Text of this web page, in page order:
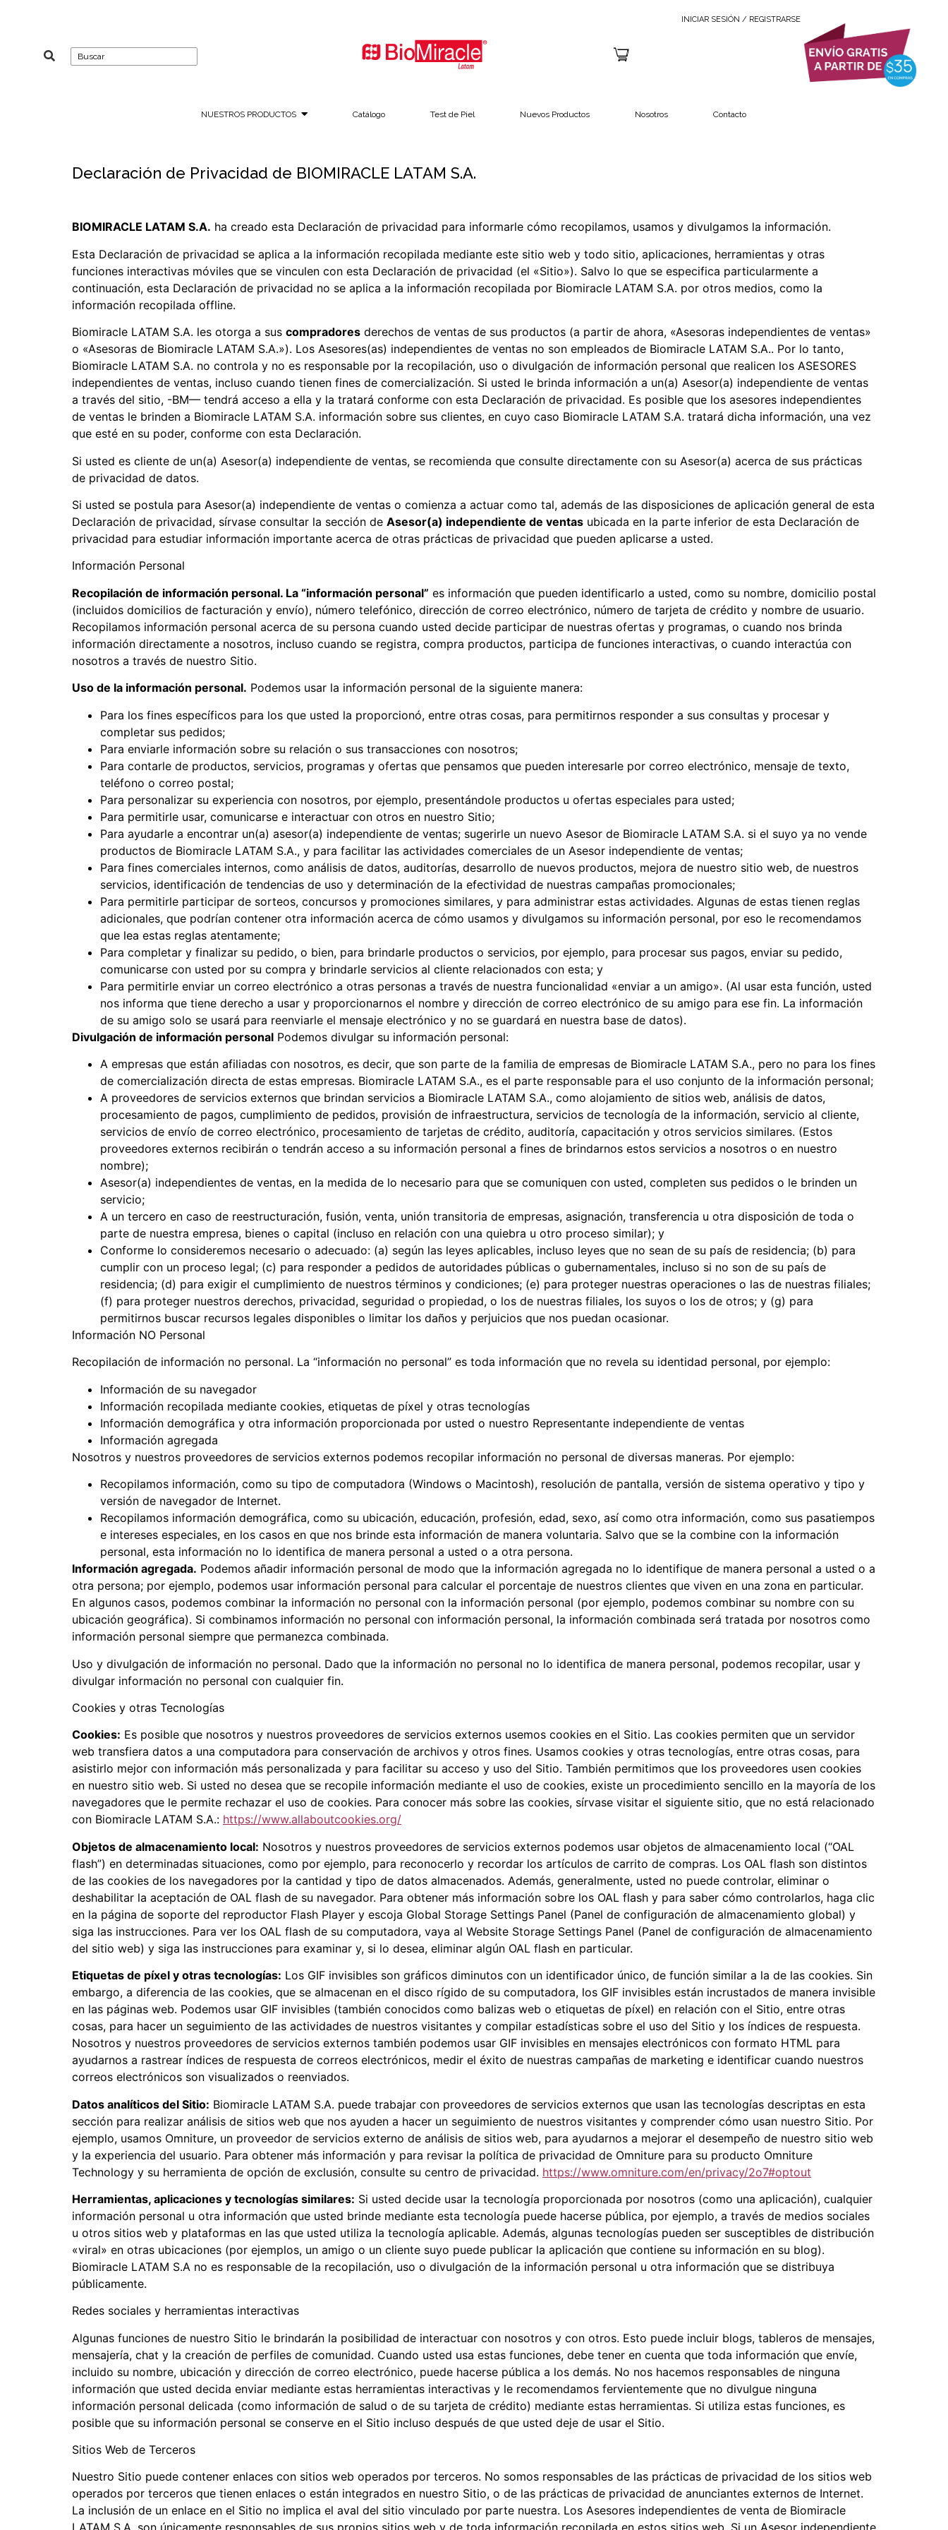
INICIAR SESIÓN / REGISTRARSE
NUESTROS PRODUCTOS Catálogo Test de Piel Nuevos Productos Nosotros Contacto
Declaración de Privacidad de BIOMIRACLE LATAM S.A.
BIOMIRACLE LATAM S.A. ha creado esta Declaración de privacidad para informarle cómo recopilamos, usamos y divulgamos la información.
Esta Declaración de privacidad se aplica a la información recopilada mediante este sitio web y todo sitio, aplicaciones, herramientas y otras
funciones interactivas móviles que se vinculen con esta Declaración de privacidad (el «Sitio»). Salvo lo que se especifica particularmente a
continuación, esta Declaración de privacidad no se aplica a la información recopilada por Biomiracle LATAM S.A. por otros medios, como la
información recopilada offline.
Biomiracle LATAM S.A. les otorga a sus compradores derechos de ventas de sus productos (a partir de ahora, «Asesoras independientes de ventas»
o «Asesoras de Biomiracle LATAM S.A.»). Los Asesores(as) independientes de ventas no son empleados de Biomiracle LATAM S.A.. Por lo tanto,
Biomiracle LATAM S.A. no controla y no es responsable por la recopilación, uso o divulgación de información personal que realicen los ASESORES
independientes de ventas, incluso cuando tienen fines de comercialización. Si usted le brinda información a un(a) Asesor(a) independiente de ventas
a través del sitio, -BM— tendrá acceso a ella y la tratará conforme con esta Declaración de privacidad. Es posible que los asesores independientes
de ventas le brinden a Biomiracle LATAM S.A. información sobre sus clientes, en cuyo caso Biomiracle LATAM S.A. tratará dicha información, una vez
que esté en su poder, conforme con esta Declaración.
Si usted es cliente de un(a) Asesor(a) independiente de ventas, se recomienda que consulte directamente con su Asesor(a) acerca de sus prácticas
de privacidad de datos.
Si usted se postula para Asesor(a) independiente de ventas o comienza a actuar como tal, además de las disposiciones de aplicación general de esta
Declaración de privacidad, sírvase consultar la sección de Asesor(a) independiente de ventas ubicada en la parte inferior de esta Declaración de
privacidad para estudiar información importante acerca de otras prácticas de privacidad que pueden aplicarse a usted.
Información Personal
Recopilación de información personal. La “información personal” es información que pueden identificarlo a usted, como su nombre, domicilio postal
(incluidos domicilios de facturación y envío), número telefónico, dirección de correo electrónico, número de tarjeta de crédito y nombre de usuario.
Recopilamos información personal acerca de su persona cuando usted decide participar de nuestras ofertas y programas, o cuando nos brinda
información directamente a nosotros, incluso cuando se registra, compra productos, participa de funciones interactivas, o cuando interactúa con
nosotros a través de nuestro Sitio.
Uso de la información personal. Podemos usar la información personal de la siguiente manera:
Para los fines específicos para los que usted la proporcionó, entre otras cosas, para permitirnos responder a sus consultas y procesar y
completar sus pedidos;
Para enviarle información sobre su relación o sus transacciones con nosotros;
Para contarle de productos, servicios, programas y ofertas que pensamos que pueden interesarle por correo electrónico, mensaje de texto,
teléfono o correo postal;
Para personalizar su experiencia con nosotros, por ejemplo, presentándole productos u ofertas especiales para usted;
Para permitirle usar, comunicarse e interactuar con otros en nuestro Sitio;
Para ayudarle a encontrar un(a) asesor(a) independiente de ventas; sugerirle un nuevo Asesor de Biomiracle LATAM S.A. si el suyo ya no vende
productos de Biomiracle LATAM S.A., y para facilitar las actividades comerciales de un Asesor independiente de ventas;
Para fines comerciales internos, como análisis de datos, auditorías, desarrollo de nuevos productos, mejora de nuestro sitio web, de nuestros
servicios, identificación de tendencias de uso y determinación de la efectividad de nuestras campañas promocionales;
Para permitirle participar de sorteos, concursos y promociones similares, y para administrar estas actividades. Algunas de estas tienen reglas
adicionales, que podrían contener otra información acerca de cómo usamos y divulgamos su información personal, por eso le recomendamos
que lea estas reglas atentamente;
Para completar y finalizar su pedido, o bien, para brindarle productos o servicios, por ejemplo, para procesar sus pagos, enviar su pedido,
comunicarse con usted por su compra y brindarle servicios al cliente relacionados con esta; y
Para permitirle enviar un correo electrónico a otras personas a través de nuestra funcionalidad «enviar a un amigo». (Al usar esta función, usted
nos informa que tiene derecho a usar y proporcionarnos el nombre y dirección de correo electrónico de su amigo para ese fin. La información
de su amigo solo se usará para reenviarle el mensaje electrónico y no se guardará en nuestra base de datos).
Divulgación de información personal Podemos divulgar su información personal:
A empresas que están afiliadas con nosotros, es decir, que son parte de la familia de empresas de Biomiracle LATAM S.A., pero no para los fines
de comercialización directa de estas empresas. Biomiracle LATAM S.A., es el parte responsable para el uso conjunto de la información personal;
A proveedores de servicios externos que brindan servicios a Biomiracle LATAM S.A., como alojamiento de sitios web, análisis de datos,
procesamiento de pagos, cumplimiento de pedidos, provisión de infraestructura, servicios de tecnología de la información, servicio al cliente,
servicios de envío de correo electrónico, procesamiento de tarjetas de crédito, auditoría, capacitación y otros servicios similares. (Estos
proveedores externos recibirán o tendrán acceso a su información personal a fines de brindarnos estos servicios a nosotros o en nuestro
nombre);
Asesor(a) independientes de ventas, en la medida de lo necesario para que se comuniquen con usted, completen sus pedidos o le brinden un
servicio;
A un tercero en caso de reestructuración, fusión, venta, unión transitoria de empresas, asignación, transferencia u otra disposición de toda o
parte de nuestra empresa, bienes o capital (incluso en relación con una quiebra u otro proceso similar); y
Conforme lo consideremos necesario o adecuado: (a) según las leyes aplicables, incluso leyes que no sean de su país de residencia; (b) para
cumplir con un proceso legal; (c) para responder a pedidos de autoridades públicas o gubernamentales, incluso si no son de su país de
residencia; (d) para exigir el cumplimiento de nuestros términos y condiciones; (e) para proteger nuestras operaciones o las de nuestras filiales;
(f) para proteger nuestros derechos, privacidad, seguridad o propiedad, o los de nuestras filiales, los suyos o los de otros; y (g) para
permitirnos buscar recursos legales disponibles o limitar los daños y perjuicios que nos puedan ocasionar.
Información NO Personal
Recopilación de información no personal. La “información no personal” es toda información que no revela su identidad personal, por ejemplo:
Información de su navegador
Información recopilada mediante cookies, etiquetas de píxel y otras tecnologías
Información demográfica y otra información proporcionada por usted o nuestro Representante independiente de ventas
Información agregada
Nosotros y nuestros proveedores de servicios externos podemos recopilar información no personal de diversas maneras. Por ejemplo:
Recopilamos información, como su tipo de computadora (Windows o Macintosh), resolución de pantalla, versión de sistema operativo y tipo y
versión de navegador de Internet.
Recopilamos información demográfica, como su ubicación, educación, profesión, edad, sexo, así como otra información, como sus pasatiempos
e intereses especiales, en los casos en que nos brinde esta información de manera voluntaria. Salvo que se la combine con la información
personal, esta información no lo identifica de manera personal a usted o a otra persona.
Información agregada. Podemos añadir información personal de modo que la información agregada no lo identifique de manera personal a usted o a
otra persona; por ejemplo, podemos usar información personal para calcular el porcentaje de nuestros clientes que viven en una zona en particular.
En algunos casos, podemos combinar la información no personal con la información personal (por ejemplo, podemos combinar su nombre con su
ubicación geográfica). Si combinamos información no personal con información personal, la información combinada será tratada por nosotros como
información personal siempre que permanezca combinada.
Uso y divulgación de información no personal. Dado que la información no personal no lo identifica de manera personal, podemos recopilar, usar y
divulgar información no personal con cualquier fin.
Cookies y otras Tecnologías
Cookies: Es posible que nosotros y nuestros proveedores de servicios externos usemos cookies en el Sitio. Las cookies permiten que un servidor
web transfiera datos a una computadora para conservación de archivos y otros fines. Usamos cookies y otras tecnologías, entre otras cosas, para
asistirlo mejor con información más personalizada y para facilitar su acceso y uso del Sitio. También permitimos que los proveedores usen cookies
en nuestro sitio web. Si usted no desea que se recopile información mediante el uso de cookies, existe un procedimiento sencillo en la mayoría de los
navegadores que le permite rechazar el uso de cookies. Para conocer más sobre las cookies, sírvase visitar el siguiente sitio, que no está relacionado
con Biomiracle LATAM S.A.: https://www.allaboutcookies.org/
Objetos de almacenamiento local: Nosotros y nuestros proveedores de servicios externos podemos usar objetos de almacenamiento local (“OAL
flash”) en determinadas situaciones, como por ejemplo, para reconocerlo y recordar los artículos de carrito de compras. Los OAL flash son distintos
de las cookies de los navegadores por la cantidad y tipo de datos almacenados. Además, generalmente, usted no puede controlar, eliminar o
deshabilitar la aceptación de OAL flash de su navegador. Para obtener más información sobre los OAL flash y para saber cómo controlarlos, haga clic
en la página de soporte del reproductor Flash Player y escoja Global Storage Settings Panel (Panel de configuración de almacenamiento global) y
siga las instrucciones. Para ver los OAL flash de su computadora, vaya al Website Storage Settings Panel (Panel de configuración de almacenamiento
del sitio web) y siga las instrucciones para examinar y, si lo desea, eliminar algún OAL flash en particular.
Etiquetas de píxel y otras tecnologías: Los GIF invisibles son gráficos diminutos con un identificador único, de función similar a la de las cookies. Sin
embargo, a diferencia de las cookies, que se almacenan en el disco rígido de su computadora, los GIF invisibles están incrustados de manera invisible
en las páginas web. Podemos usar GIF invisibles (también conocidos como balizas web o etiquetas de píxel) en relación con el Sitio, entre otras
cosas, para hacer un seguimiento de las actividades de nuestros visitantes y compilar estadísticas sobre el uso del Sitio y los índices de respuesta.
Nosotros y nuestros proveedores de servicios externos también podemos usar GIF invisibles en mensajes electrónicos con formato HTML para
ayudarnos a rastrear índices de respuesta de correos electrónicos, medir el éxito de nuestras campañas de marketing e identificar cuando nuestros
correos electrónicos son visualizados o reenviados.
Datos analíticos del Sitio: Biomiracle LATAM S.A. puede trabajar con proveedores de servicios externos que usan las tecnologías descriptas en esta
sección para realizar análisis de sitios web que nos ayuden a hacer un seguimiento de nuestros visitantes y comprender cómo usan nuestro Sitio. Por
ejemplo, usamos Omniture, un proveedor de servicios externo de análisis de sitios web, para ayudarnos a mejorar el desempeño de nuestro sitio web
y la experiencia del usuario. Para obtener más información y para revisar la política de privacidad de Omniture para su producto Omniture
Technology y su herramienta de opción de exclusión, consulte su centro de privacidad. https://www.omniture.com/en/privacy/2o7#optout
Herramientas, aplicaciones y tecnologías similares: Si usted decide usar la tecnología proporcionada por nosotros (como una aplicación), cualquier
información personal u otra información que usted brinde mediante esta tecnología puede hacerse pública, por ejemplo, a través de medios sociales
u otros sitios web y plataformas en las que usted utiliza la tecnología aplicable. Además, algunas tecnologías pueden ser susceptibles de distribución
«viral» en otras ubicaciones (por ejemplos, un amigo o un cliente suyo puede publicar la aplicación que contiene su información en su blog).
Biomiracle LATAM S.A no es responsable de la recopilación, uso o divulgación de la información personal u otra información que se distribuya
públicamente.
Redes sociales y herramientas interactivas
Algunas funciones de nuestro Sitio le brindarán la posibilidad de interactuar con nosotros y con otros. Esto puede incluir blogs, tableros de mensajes,
mensajería, chat y la creación de perfiles de comunidad. Cuando usted usa estas funciones, debe tener en cuenta que toda información que envíe,
incluido su nombre, ubicación y dirección de correo electrónico, puede hacerse pública a los demás. No nos hacemos responsables de ninguna
información que usted decida enviar mediante estas herramientas interactivas y le recomendamos fervientemente que no divulgue ninguna
información personal delicada (como información de salud o de su tarjeta de crédito) mediante estas herramientas. Si utiliza estas funciones, es
posible que su información personal se conserve en el Sitio incluso después de que usted deje de usar el Sitio.
Sitios Web de Terceros
Nuestro Sitio puede contener enlaces con sitios web operados por terceros. No somos responsables de las prácticas de privacidad de los sitios web
operados por terceros que tienen enlaces o están integrados en nuestro Sitio, o de las prácticas de privacidad de anunciantes externos de Internet.
La inclusión de un enlace en el Sitio no implica el aval del sitio vinculado por parte nuestra. Los Asesores independientes de venta de Biomiracle